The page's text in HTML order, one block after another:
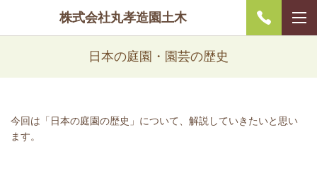
株式会社丸孝造園土木
日本の庭園・園芸の歴史
今回は「日本の庭園の歴史」について、解説していきたいと思い
ます。